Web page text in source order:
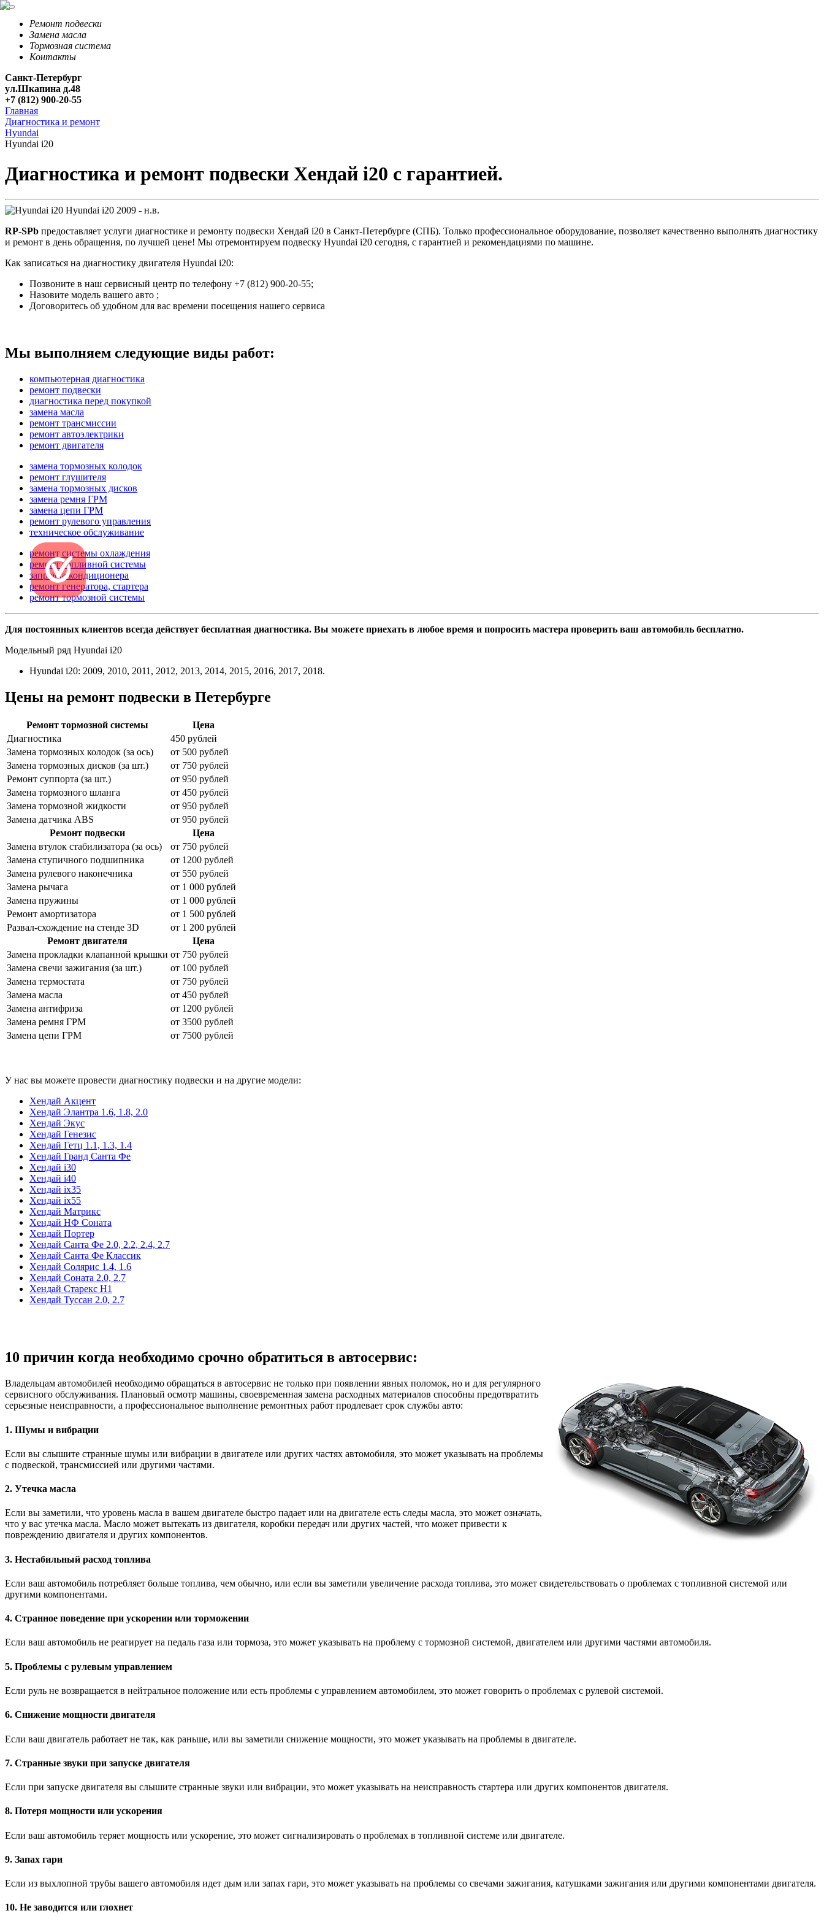
Ремонт подвески
Замена масла
Тормозная система
Контакты
Санкт-Петербург
ул.Шкапина д.48
+7 (812) 900-20-55
Главная
Диагностика и ремонт
Hyundai
Hyundai i20
Диагностика и ремонт подвески Хендай i20 с гарантией.
Hyundai i20 2009 - н.в.
RP-SPb предоставляет услуги диагностике и ремонту подвески Хендай i20 в Санкт-Петербурге (СПБ). Только профессиональное оборудование, позволяет качественно выполнять диагностику
и ремонт в день обращения, по лучшей цене! Мы отремонтируем подвеску Hyundai i20 сегодня, с гарантией и рекомендациями по машине.
Как записаться на диагностику двигателя Hyundai i20:
Позвоните в наш сервисный центр по телефону +7 (812) 900-20-55;
Назовите модель вашего авто ;
Договоритесь об удобном для вас времени посещения нашего сервиса
Мы выполняем следующие виды работ:
компьютерная диагностика
ремонт подвески
диагностика перед покупкой
замена масла
ремонт трансмиссии
ремонт автоэлектрики
ремонт двигателя
замена тормозных колодок
ремонт глушителя
замена тормозных дисков
замена ремня ГРМ
замена цепи ГРМ
ремонт рулевого управления
техническое обслуживание
ремонт системы охлаждения
ремонт топливной системы
заправка кондиционера
ремонт генератора, стартера
ремонт тормозной системы
Для постоянных клиентов всегда действует бесплатная диагностика. Вы можете приехать в любое время и попросить мастера проверить ваш автомобиль бесплатно.
Модельный ряд Hyundai i20
Hyundai i20: 2009, 2010, 2011, 2012, 2013, 2014, 2015, 2016, 2017, 2018.
Цены на ремонт подвески в Петербурге
Ремонт тормозной системы
Цена
Диагностика
450 рублей
Замена тормозных колодок (за ось)
от 500 рублей
Замена тормозных дисков (за шт.)
от 750 рублей
Ремонт суппорта (за шт.)
от 950 рублей
Замена тормозного шланга
от 450 рублей
Замена тормозной жидкости
от 950 рублей
Замена датчика ABS
от 950 рублей
Ремонт подвески
Цена
Замена втулок стабилизатора (за ось)
от 750 рублей
Замена ступичного подшипника
от 1200 рублей
Замена рулевого наконечника
от 550 рублей
Замена рычага
от 1 000 рублей
Замена пружины
от 1 000 рублей
Ремонт амортизатора
от 1 500 рублей
Развал-схождение на стенде 3D
от 1 200 рублей
Ремонт двигателя
Цена
Замена прокладки клапанной крышки от 750 рублей
Замена свечи зажигания (за шт.)
от 100 рублей
Замена термостата
от 750 рублей
Замена масла
от 450 рублей
Замена антифриза
от 1200 рублей
Замена ремня ГРМ
от 3500 рублей
Замена цепи ГРМ
от 7500 рублей
У нас вы можете провести диагностику подвески и на другие модели:
Хендай Акцент
Хендай Элантра 1.6, 1.8, 2.0
Хендай Экус
Хендай Генезис
Хендай Гетц 1.1, 1.3, 1.4
Хендай Гранд Санта Фе
Хендай i30
Хендай i40
Хендай ix35
Хендай ix55
Хендай Матрикс
Хендай НФ Соната
Хендай Портер
Хендай Санта Фе 2.0, 2.2, 2.4, 2.7
Хендай Санта Фе Классик
Хендай Солярис 1.4, 1.6
Хендай Соната 2.0, 2.7
Хендай Старекс Н1
Хендай Туссан 2.0, 2.7
10 причин когда необходимо срочно обратиться в автосервис:
Владельцам автомобилей необходимо обращаться в автосервис не только при появлении явных поломок, но и для регулярного
сервисного обслуживания. Плановый осмотр машины, своевременная замена расходных материалов способны предотвратить
серьезные неисправности, а профессиональное выполнение ремонтных работ продлевает срок службы авто:
1. Шумы и вибрации
Если вы слышите странные шумы или вибрации в двигателе или других частях автомобиля, это может указывать на проблемы
с подвеской, трансмиссией или другими частями.
2. Утечка масла
Если вы заметили, что уровень масла в вашем двигателе быстро падает или на двигателе есть следы масла, это может означать,
что у вас утечка масла. Масло может вытекать из двигателя, коробки передач или других частей, что может привести к
повреждению двигателя и других компонентов.
3. Нестабильный расход топлива
Если ваш автомобиль потребляет больше топлива, чем обычно, или если вы заметили увеличение расхода топлива, это может свидетельствовать о проблемах с топливной системой или
другими компонентами.
4. Странное поведение при ускорении или торможении
Если ваш автомобиль не реагирует на педаль газа или тормоза, это может указывать на проблему с тормозной системой, двигателем или другими частями автомобиля.
5. Проблемы с рулевым управлением
Если руль не возвращается в нейтральное положение или есть проблемы с управлением автомобилем, это может говорить о проблемах с рулевой системой.
6. Снижение мощности двигателя
Если ваш двигатель работает не так, как раньше, или вы заметили снижение мощности, это может указывать на проблемы в двигателе.
7. Странные звуки при запуске двигателя
Если при запуске двигателя вы слышите странные звуки или вибрации, это может указывать на неисправность стартера или других компонентов двигателя.
8. Потеря мощности или ускорения
Если ваш автомобиль теряет мощность или ускорение, это может сигнализировать о проблемах в топливной системе или двигателе.
9. Запах гари
Если из выхлопной трубы вашего автомобиля идет дым или запах гари, это может указывать на проблемы со свечами зажигания, катушками зажигания или другими компонентами двигателя.
10. Не заводится или глохнет